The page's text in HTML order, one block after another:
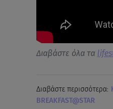
Διαβάστε όλα τα
Διαβάστε περισσότερα:
BREAKFAST@STAR